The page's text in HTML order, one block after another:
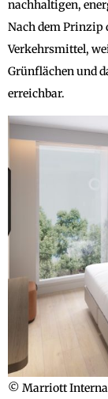
nachhaltigen,
Nach dem Prinzip
Verkehrsmittel,
Grünflächen und
erreichbar.
© Marriott